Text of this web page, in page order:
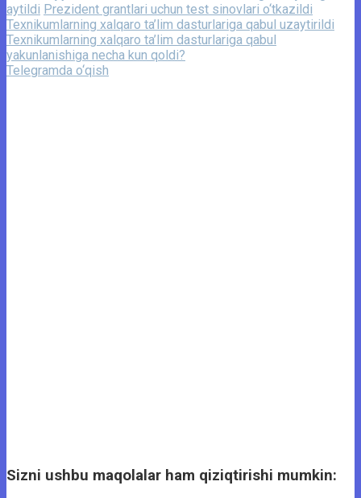
aytildi Prezident grantlari uchun test sinovlari o‘tkazildi
Texnikumlarning xalqaro ta’lim dasturlariga qabul uzaytirildi
Texnikumlarning xalqaro ta’lim dasturlariga qabul
yakunlanishiga necha kun qoldi?
Telegramda o‘qish
Sizni ushbu maqolalar ham qiziqtirishi mumkin: